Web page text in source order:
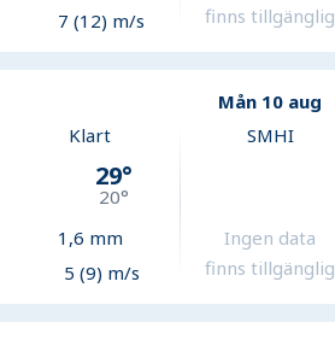
7 (12) m/s
finns tillgänglig
Mån 10 aug
Klart
29°
20°
1,6 mm
5 (9) m/s
SMHI
Ingen data
finns tillgänglig